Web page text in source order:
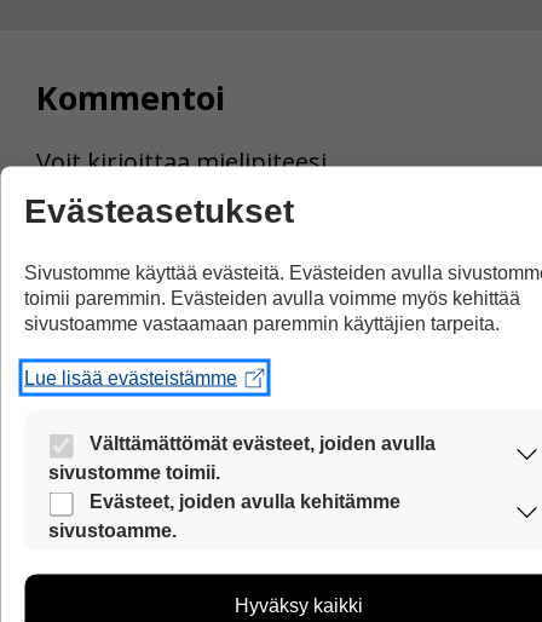
Kommentoi
Voit kirjoittaa mielipiteesi
uutisesta
kommenttilaatikkoon.
Sinun pitää kirjoittaa myös
nimesi tai keksiä nimimerkki.
Nimi tai nimimerkki:
and
Location
Kommentti:
Kommentti
Evästeasetukset
Sivustomme käyttää evästeitä. Evästeiden avulla
toimii paremmin. Evästeiden avulla voimme myös kehittää
sivustoamme vastaamaan paremmin käyttäjien tarpeita.
Lue lisää evästeistämme
Välttämättömät evästeet, joiden avulla
sivustomme toimii.
Nämä evästeet ovat aina käytössä, jotta sivustoamme voi
käyttää sujuvasti ja turvallisesti.
Evästeet, joiden avulla kehitämme
sivustoamme.
sivustoamme vastaamaan paremmin käyttäjien tarpeita.
Hyväksy kaikki